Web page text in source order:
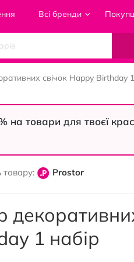
Всі бренди
свічок Happy Birthday
на товари для твоєї
Prostor
1 набір